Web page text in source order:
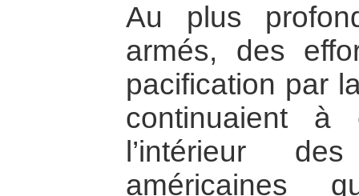
Au plus
armés, des
pacification par
continuaient
l’intérieur
américaines